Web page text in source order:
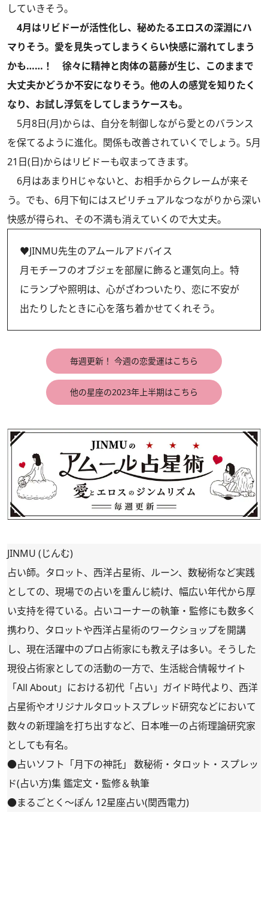
していきそう。
4月はリビドーが活性化し、秘めたるエロスの深淵にハ
マりそう。愛を見失ってしまうくらい快感に溺れてしまう
かも……！ 徐々に精神と肉体の葛藤が生じ、このままで
大丈夫かどうか不安になりそう。他の人の感覚を知りたく
なり、お試し浮気をしてしまうケースも。
5月8日(月)からは、自分を制御しながら愛とのバランス
を保てるように進化。関係も改善されていくでしょう。5月
21日(日)からはリビドーも収まってきます。
6月はあまりHじゃないと、お相手からクレームが来そ
う。でも、6月下旬にはスピリチュアルなつながりから深い
快感が得られ、その不満も消えていくので大丈夫。
♥JINMU先生のアムールアドバイス
月モチーフのオブジェを部屋に飾ると運気向上。特
にランプや照明は、心がざわついたり、恋に不安が
出たりしたときに心を落ち着かせてくれそう。
毎週更新！ 今週の恋愛運はこちら
他の星座の2023年上半期はこちら
JINMU (じんむ)
占い師。タロット、西洋占星術、ルーン、数秘術など実践
としての、現場での占いを重んじ続け、幅広い年代から厚
い支持を得ている。占いコーナーの執筆・監修にも数多く
携わり、タロットや西洋占星術のワークショップを開講
し、現在活躍中のプロ占術家にも教え子は多い。そうした
現役占術家としての活動の一方で、生活総合情報サイト
「All About」における初代「占い」ガイド時代より、西洋
占星術やオリジナルタロットスプレッド研究などにおいて
数々の新理論を打ち出すなど、日本唯一の占術理論研究家
としても有名。
●占いソフト「月下の神託」 数秘術・タロット・スプレッ
ド(占い方)集 鑑定文・監修＆執筆
●まるごとく～ぽん 12星座占い(関西電力)